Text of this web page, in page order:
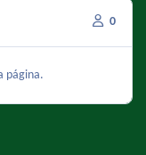
0
página.